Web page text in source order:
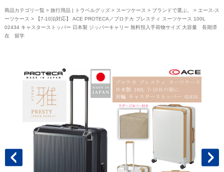
商品カテゴリ一覧 > 旅行用品 | トラベルグッズ> スーツケース > ブランドで選ぶ。 > エース-ス
ーツケース > 【7-10泊対応】 ACE PROTECA／プロテカ プレスティ スーツケース 100L
02434 キャスターストッパー 日本製 ジッパーキャリー 無料預入手荷物サイズ 大容量 長期滞
在 留学